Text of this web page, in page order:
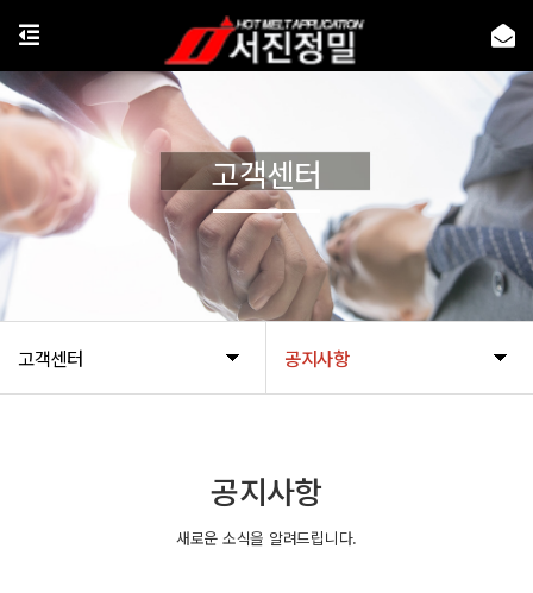
고객센터 공지사항
고객센터
공지사항
새로운 소식을 알려드립니다.